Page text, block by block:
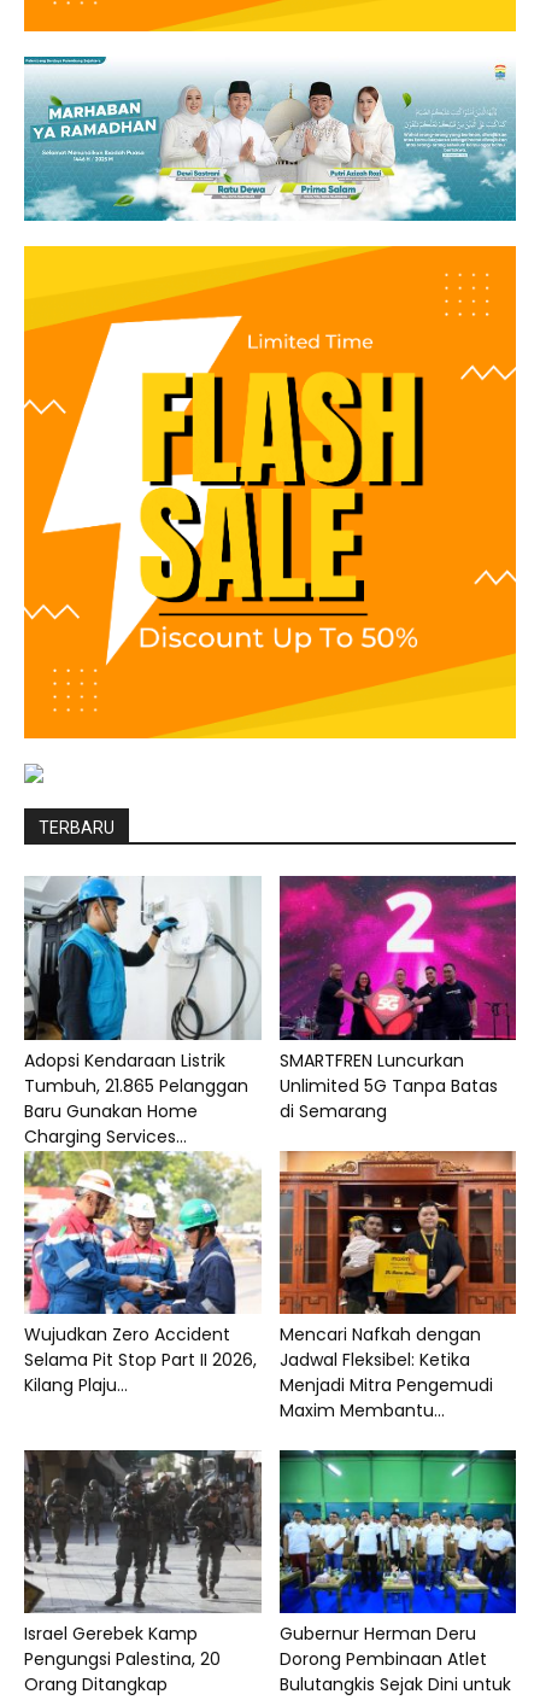
TERBARU
Adopsi Kendaraan Listrik
Tumbuh, 21.865 Pelanggan
Baru Gunakan Home
Charging Services...
SMARTFREN Luncurkan
Unlimited 5G Tanpa Batas
di Semarang
Wujudkan Zero Accident
Selama Pit Stop Part II 2026,
Kilang Plaju...
Mencari Nafkah dengan
Jadwal Fleksibel: Ketika
Menjadi Mitra Pengemudi
Maxim Membantu...
Israel Gerebek Kamp
Pengungsi Palestina, 20
Orang Ditangkap
Gubernur Herman Deru
Dorong Pembinaan Atlet
Bulutangkis Sejak Dini untuk